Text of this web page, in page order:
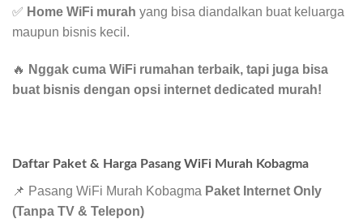
✅ Home WiFi murah yang bisa diandalkan buat keluarga
maupun bisnis kecil.
🔥 Nggak cuma WiFi rumahan terbaik, tapi juga bisa
buat bisnis dengan opsi internet dedicated murah!
Daftar Paket & Harga Pasang WiFi Murah Kobagma
📌 Pasang WiFi Murah Kobagma Paket Internet Only
(Tanpa TV & Telepon)